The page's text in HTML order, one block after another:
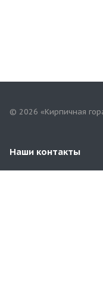
© 2026 «Кирпичная
Наши контакты
8 (929) 969-57-54